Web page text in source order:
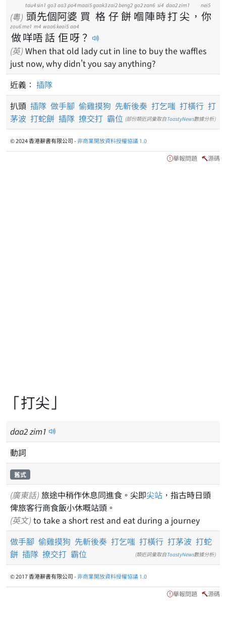
(粵) 頭
tau4
先
sin1
個
go3
阿
aa3
婆
po4
買
maai5
格
gaak3
仔
zai2
餅
beng2
嗰
go2
陣
zan6
時
si4
打
daa2
尖
zim1
， 你
nei5
做
zou6
咩
me1
唔
m4
話
waa6
佢
keoi5
呀
aa4
？
(英) When that old lady cut in line to buy the waffles
just now, why didn't you say anything?
近義： 插隊
扒頭 插隊 做手腳 偷雞摸狗 先斬後奏 打乞嗤 打橫行 打
茅波 打蛇餅 插隊 撩交打 霸位 (部份類近詞彙取自ToastyNews數據分析)
© 2024 香港辭書有限公司 -非商業開放資料授權協議 1.0
舉報問題 源碼
「打尖」
daa2zim1
動詞
舊式
(廣東話) 旅途中稍作休息同進食。尖即尖站 ，指古時日頭
俾旅客行商食飯小休嘅站頭。
(英文) to take a short rest and eat during a journey
做手腳 偷雞摸狗 先斬後奏 打乞嗤 打橫行 打茅波 打蛇
餅 插隊 撩交打 霸位 (類近詞彙取自ToastyNews數據分析)
© 2017 香港辭書有限公司 -非商業開放資料授權協議 1.0
舉報問題 源碼